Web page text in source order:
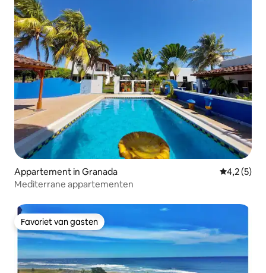
Appartement in Granada
4,2 (5)
Mediterrane appartementen
Favoriet van gasten
Favoriet van gasten